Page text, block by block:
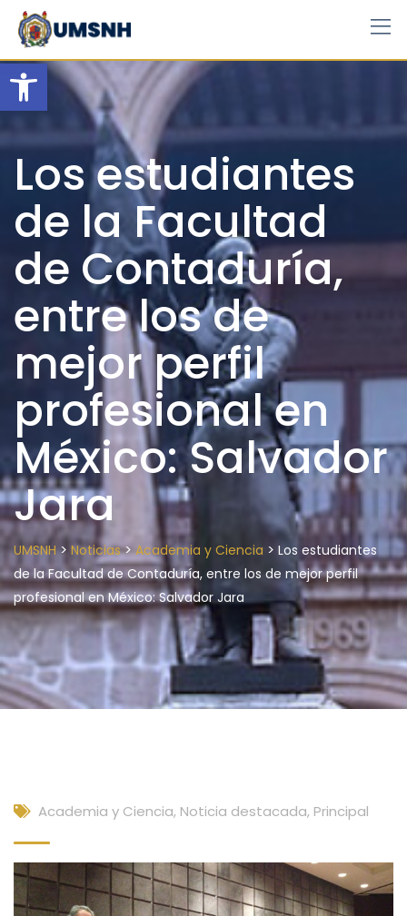
Open toolbar
Skip
content
Los estudiantes
de la Facultad
de Contaduría,
entre los de
mejor perfil
profesional en
México: Salvador
Jara
UMSNH> Noticias>Academia y Ciencia > Los estudiantes
de la Facultad de Contaduría, entre los de mejor perfil
profesional en México: Salvador Jara
Academia y Ciencia, Noticia destacada, Principal